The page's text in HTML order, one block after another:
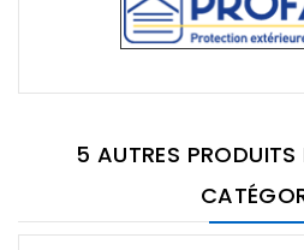
5 AUTRES